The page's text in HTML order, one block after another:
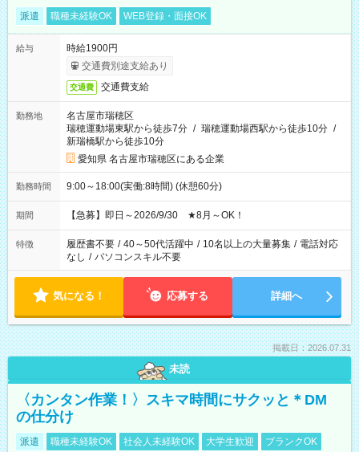
派遣 職種未経験OK WEB登録・面接OK
給与
時給1900円
交通費別途支給あり
交通費 交通費支給
勤務地
名古屋市瑞穂区
瑞穂運動場東駅から徒歩7分 / 瑞穂運動場西駅から徒歩10分 /
新瑞橋駅から徒歩10分
愛知県 名古屋市瑞穂区にある企業
勤務時間 9:00～18:00(実働:8時間) (休憩60分)
期間 【急募】即日～2026/9/30 ★8月～OK！
特徴 履歴書不要 / 40～50代活躍中 / 10名以上の大量募集 / 電話対応
なし / パソコンスキル不要
気になる！ 応募する 詳細へ
掲載日：2026.07.31
未読
〈カンタン作業！〉スキマ時間にサクッと＊DM
の仕分け
派遣 職種未経験OK 社会人未経験OK 大学生歓迎
ブランクOK